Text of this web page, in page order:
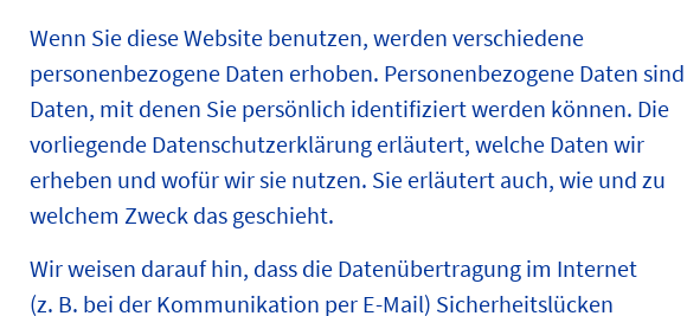
Wenn Sie diese Website benutzen, werden verschiedene
personenbezogene Daten erhoben. Personenbezogene Daten sind
Daten, mit denen Sie persönlich identifiziert werden können. Die
vorliegende Datenschutzerklärung erläutert, welche Daten wir
erheben und wofür wir sie nutzen. Sie erläutert auch, wie und zu
welchem Zweck das geschieht.
Wir weisen darauf hin, dass die Datenübertragung im Internet
(z. B. bei der Kommunikation per E-Mail) Sicherheitslücken